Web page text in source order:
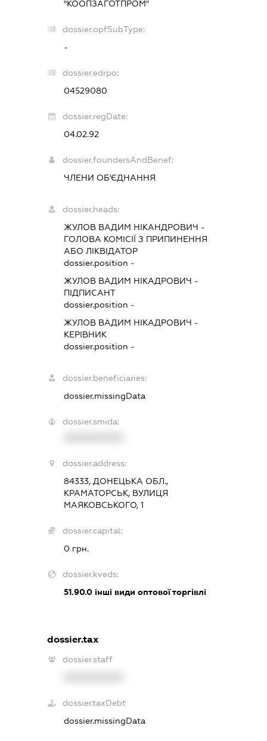
"КООПЗАГОТПРОМ"
dossier.opfSubType:
-
dossier.edrpo:
04529080
dossier.regDate:
04.02.92
dossier.foundersAndBenef:
ЧЛЕНИ ОБ'ЄДНАННЯ
dossier.heads:
ЖУЛОВ ВАДИМ НІКАНДРОВИЧ -
ГОЛОВА КОМІСІЇ З ПРИПИНЕННЯ
АБО ЛІКВІДАТОР
dossier.position -
ЖУЛОВ ВАДИМ НІКАДРОВИЧ -
ПІДПИСАНТ
dossier.position -
ЖУЛОВ ВАДИМ НІКАДРОВИЧ -
КЕРІВНИК
dossier.position -
dossier.beneficiaries:
dossier.missingData
dossier.smida:
dossier.address:
84333, ДОНЕЦЬКА ОБЛ.,
КРАМАТОРСЬК, ВУЛИЦЯ
МАЯКОВСЬКОГО, 1
dossier.capital:
0 грн.
dossier.kveds:
51.90.0 інші види оптової торгівлі
dossier.tax
dossier.staff
dossier.taxDebt
dossier.missingData